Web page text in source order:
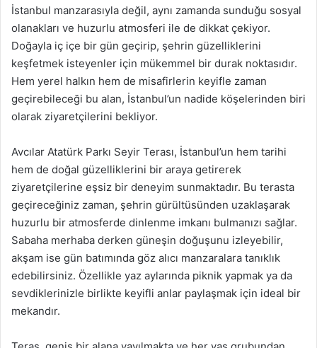
İstanbul manzarasıyla değil, aynı zamanda sunduğu sosyal
olanakları ve huzurlu atmosferi ile de dikkat çekiyor.
Doğayla iç içe bir gün geçirip, şehrin güzelliklerini
keşfetmek isteyenler için mükemmel bir durak noktasıdır.
Hem yerel halkın hem de misafirlerin keyifle zaman
geçirebileceği bu alan, İstanbul’un nadide köşelerinden biri
olarak ziyaretçilerini bekliyor.
Avcılar Atatürk Parkı Seyir Terası, İstanbul’un hem tarihi
hem de doğal güzelliklerini bir araya getirerek
ziyaretçilerine eşsiz bir deneyim sunmaktadır. Bu terasta
geçireceğiniz zaman, şehrin gürültüsünden uzaklaşarak
huzurlu bir atmosferde dinlenme imkanı bulmanızı sağlar.
Sabaha merhaba derken güneşin doğuşunu izleyebilir,
akşam ise gün batımında göz alıcı manzaralara tanıklık
edebilirsiniz. Özellikle yaz aylarında piknik yapmak ya da
sevdiklerinizle birlikte keyifli anlar paylaşmak için ideal bir
mekandır.